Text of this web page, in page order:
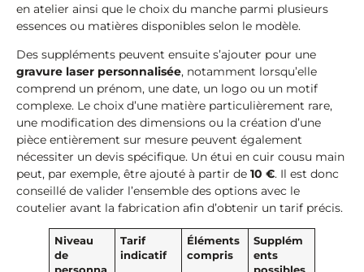
en atelier ainsi que le choix du manche parmi plusieurs
essences ou matières disponibles selon le modèle.
Des suppléments peuvent ensuite s’ajouter pour une
gravure laser personnalisée, notamment lorsqu’elle
comprend un prénom, une date, un logo ou un motif
complexe. Le choix d’une matière particulièrement rare,
une modification des dimensions ou la création d’une
pièce entièrement sur mesure peuvent également
nécessiter un devis spécifique. Un étui en cuir cousu main
peut, par exemple, être ajouté à partir de 10 €. Il est donc
conseillé de valider l’ensemble des options avec le
coutelier avant la fabrication afin d’obtenir un tarif précis.
Niveau
de
Tarif
indicatif
Éléments
compris
Supplém
ents